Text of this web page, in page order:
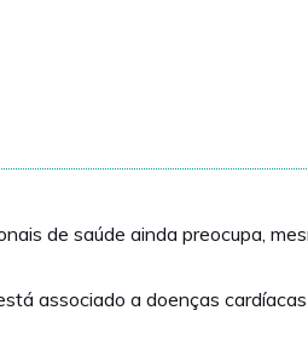
de saúde ainda preocupa,
associado a doenças